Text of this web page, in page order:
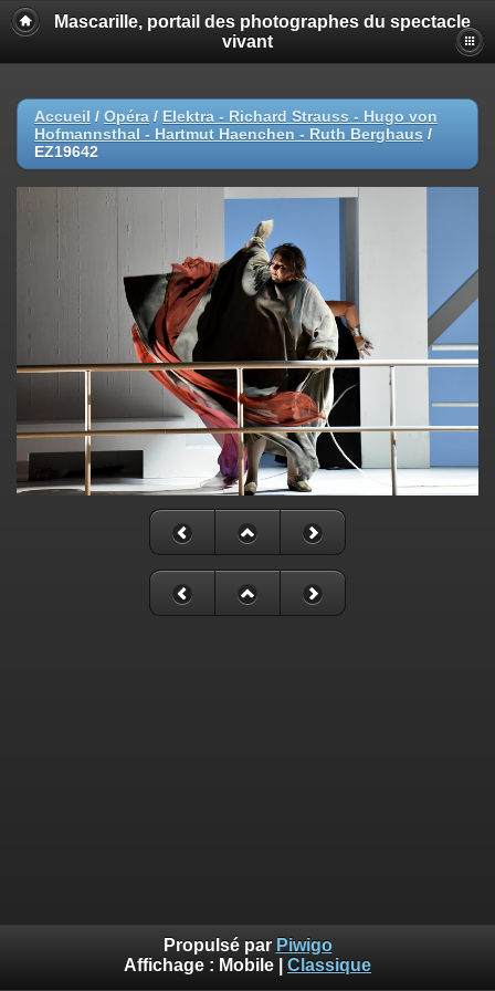
Mascarille, portail des photographes du spectacle
vivant
Accueil / Opéra / Elektra - Richard Strauss - Hugo von
Hofmannsthal - Hartmut Haenchen - Ruth Berghaus /
EZ19642
Propulsé par Piwigo
Affichage : Mobile Classique